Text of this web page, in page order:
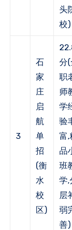
头
校)
3
石
家
庄
启
航
单
招
(衡
水
校
区)
分(
职
师
学
验
富,
品
班
学,
层
弱
善)